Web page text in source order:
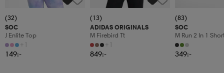
(32)
SOC
J Enlite Top
+1
149:-
(13)
ADIDAS ORIGINALS
M Firebird Tt
+1
849:-
(83)
SOC
M Run 2 In 1
349:-